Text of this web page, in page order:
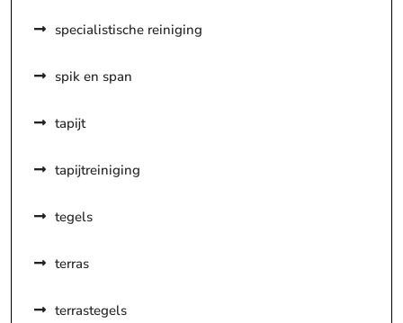
specialistische reiniging
spik en span
tapijt
tapijtreiniging
tegels
terras
terrastegels